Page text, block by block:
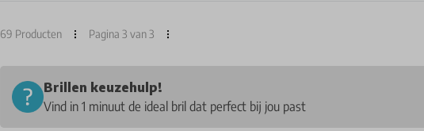
69 Producten Pagina 3 van 3
Brillen keuzehulp!
Vind in 1 minuut de ideal bril dat perfect bij jou past